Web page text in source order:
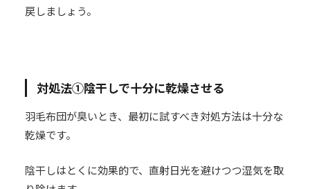
戻しましょう。
対処法①陰干しで十分に乾燥させる
羽毛布団が臭いとき、最初に試すべき対処方法は十分な
乾燥です。
陰干しはとくに効果的で、直射日光を避けつつ湿気を取